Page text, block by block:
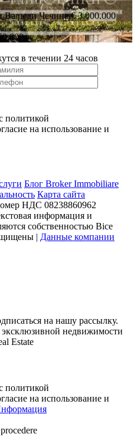
ди Чечина € 3.000.000
в течении 24 часов
политикой
на использование и
Блог Broker Immobiliare
Карта сайта
НДС 08238860962
информация и
собственностью Bice
| Данные компании
на нашу рассылку.
эксклюзивной недвижимости
Estate
политикой
на использование и